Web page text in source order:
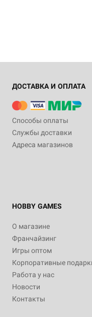
ДОСТАВКА И ОПЛАТА
Способы оплаты
Службы доставки
Адреса магазинов
HOBBY GAMES
О магазине
Франчайзинг
Игры оптом
Корпоративные
Работа у нас
Новости
Контакты